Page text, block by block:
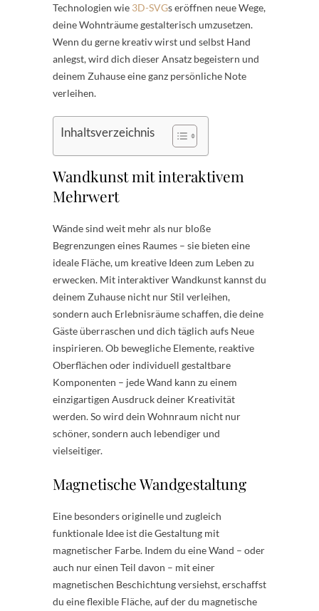
Technologien wie 3D-SVGs eröffnen neue Wege,
deine Wohnträume gestalterisch umzusetzen.
Wenn du gerne kreativ wirst und selbst Hand
anlegst, wird dich dieser Ansatz begeistern und
deinem Zuhause eine ganz persönliche Note
verleihen.
Inhaltsverzeichnis
Wandkunst mit interaktivem
Mehrwert
Wände sind weit mehr als nur bloße
Begrenzungen eines Raumes – sie bieten eine
ideale Fläche, um kreative Ideen zum Leben zu
erwecken. Mit interaktiver Wandkunst kannst du
deinem Zuhause nicht nur Stil verleihen,
sondern auch Erlebnisräume schaffen, die deine
Gäste überraschen und dich täglich aufs Neue
inspirieren. Ob bewegliche Elemente, reaktive
Oberflächen oder individuell gestaltbare
Komponenten – jede Wand kann zu einem
einzigartigen Ausdruck deiner Kreativität
werden. So wird dein Wohnraum nicht nur
schöner, sondern auch lebendiger und
vielseitiger.
Magnetische Wandgestaltung
Eine besonders originelle und zugleich
funktionale Idee ist die Gestaltung mit
magnetischer Farbe. Indem du eine Wand – oder
auch nur einen Teil davon – mit einer
magnetischen Beschichtung versiehst, erschaffst
du eine flexible Fläche, auf der du magnetische